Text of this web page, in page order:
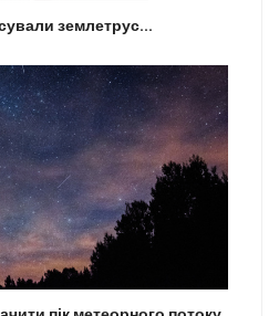
землетрус...